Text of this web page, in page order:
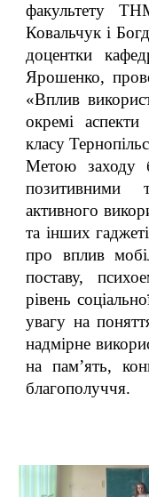
факультету
Ковальчук і
доцентки
Ярошенко,
«Вплив
окремі
класу
Метою заходу
позитивними
активного
та інших
про вплив
поставу,
рівень
увагу на
надмірне
на пам’ять,
благополуччя.